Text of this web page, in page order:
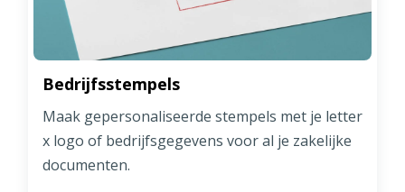
Bedrijfsstempels
Maak gepersonaliseerde stempels met je letter
x logo of bedrijfsgegevens voor al je zakelijke
documenten.